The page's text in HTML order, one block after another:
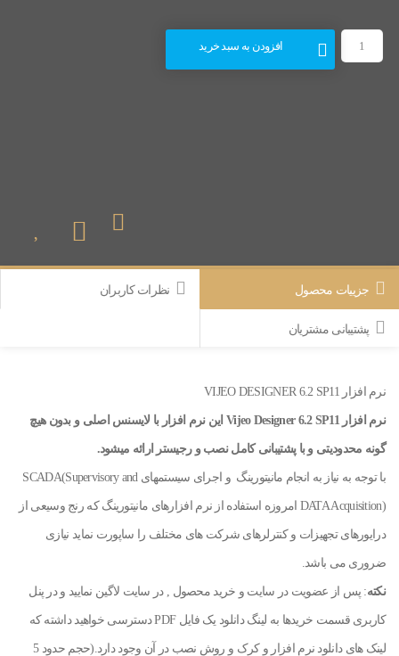
افزودن به سبد خرید
جزییات محصول نظرات کاربران
پشتیبانی مشتریان
نرم افزار VIJEO DESIGNER 6.2 SP11
نرم افزار Vijeo Designer 6.2 SP11 این نرم افزار با لایسنس اصلی و بدون هیچ
گونه محدودیتی و با پشتیبانی کامل نصب و رجیستر ارائه میشود.
با توجه به نیاز به انجام مانیتورینگ و اجرای سیستمهای SCADA(Supervisory and
DATA Acquisition) امروزه استفاده از نرم افزارهای مانیتورینگ که رنج وسیعی از
درایورهای تجهیزات و کنترلرهای شرکت های مختلف را ساپورت نماید نیازی
ضروری می باشد.
نکته: پس از عضویت در سایت و خرید محصول , در سایت لاگین نمایید و در پنل
کاربری قسمت خریدها به لینگ دانلود یک فایل PDF دسترسی خواهید داشته که
لینک های دانلود نرم افزار و کرک و روش نصب در آن وجود دارد.(حجم حدود 5